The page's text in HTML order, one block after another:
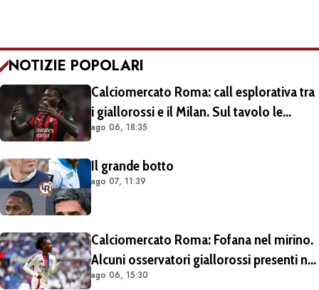
NOTIZIE POPOLARI
Calciomercato Roma: call esplorativa tra
i giallorossi e il Milan. Sul tavolo le
situazioni di Leao e Soulé
ago 06, 18:35
Il grande botto
ago 07, 11:39
Calciomercato Roma: Fofana nel mirino.
Alcuni osservatori giallorossi presenti nel
match di Champions con il Lione
ago 06, 15:30